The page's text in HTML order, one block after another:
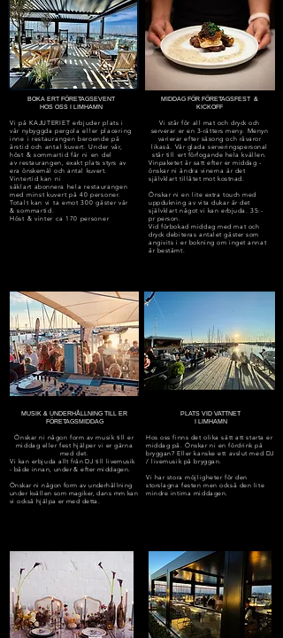
BOKA ERT FÖRETAGSEVENT
HOS OSS I LIMHAMN
Vi på KAJUTERIET erbjuder plats i
vår nybyggda pergola eller placering
inne i restaurangen beroende på
årstid och antal kuvert. Under vår,
höst & sommartid får ni en del
avrestaurangen, exakt plats styrs av
eraönskemål och antal kuvert.
Vintertid kan ni
såklart abonnera hela restaurangen
med minst kuvert på 40 personer.
Totalt kan vi ta emot 300 gäster vår
& sommartid.
Höst & vinter ca 170 personer
MIDDAG FÖR FÖRETAGSFEST &
KICKOFF
Vi står för all mat och dryck och
serverar er en 3-rätters meny. Menyn
varierar efter säsong och råvaror
likaså. Vår glada serveringspersonal
står till ert förfogande hela kvällen.
Vinpaketet är satt efter er middag -
önskar ni ändra vinerna är det
självklart tillåtet mot kostnad.
Önskar ni en lite extra touch med
uppdukning av vita dukar är det
självklart något vi kan erbjuda. 35:-
pr person.
Vid förbokad middag med mat och
dryck debiteras antalet gäster som
angivits i er bokning om inget annat
är bestämt.
MUSIK & UNDERHÅLLNING TILL ER
FÖRETAGSMIDDAG
Önskar ni någon form av musik till er
middag eller fest hjälper vi er gärna
med det.
Vi kan erbjudaallt från DJ till livemusik
- både innan, under & efter middagen.
Önskar ni någon form av underhållning
under kvällen som magiker, dans mm kan
vi också hjälpa er med detta.
PLATS VID VATTNET
I LIMHAMN
Hos oss finns det olika sätt att starta er
middag på.Önskar ni enfördrink på
bryggan? Eller kanske ett avslut med DJ
/ livemusik på bryggan.
Vi har stora möjligheter för den
storslagnafesten men också den lite
mindre intima middagen.